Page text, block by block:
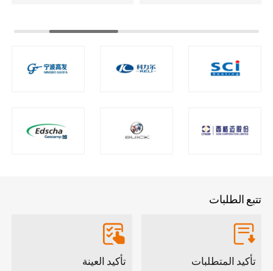
تتبع الطلبات
تأكيد المتطلبات تأكيد العينة